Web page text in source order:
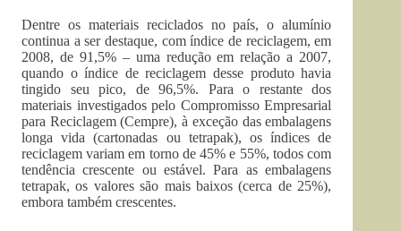
Dentre os materiais reciclados no país, o alumínio
continua a ser destaque, com índice de reciclagem, em
2008, de 91,5% – uma redução em relação a 2007,
quando o índice de reciclagem desse produto havia
tingido seu pico, de 96,5%. Para o restante dos
materiais investigados pelo Compromisso Empresarial
para Reciclagem (Cempre), à exceção das embalagens
longa vida (cartonadas ou tetrapak), os índices de
reciclagem variam em torno de 45% e 55%, todos com
tendência crescente ou estável. Para as embalagens
tetrapak, os valores são mais baixos (cerca de 25%),
embora também crescentes.